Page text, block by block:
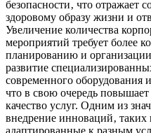
безопасности‚ что отражает
здоровому образу жизни и
Увеличение количества
мероприятий требует более
планированию и
развитие
современного оборудования
что в свою очередь
качество услуг. Одним из
внедрение инноваций‚
адаптированные к разным